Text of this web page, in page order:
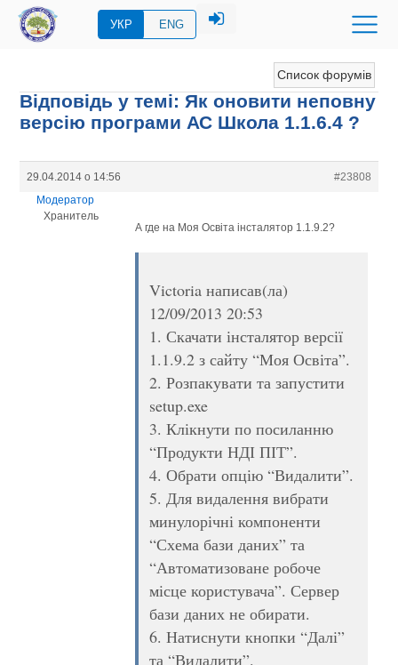
УКР ENG
Список форумів
Відповідь у темі: Як оновити неповну
версію програми АС Школа 1.1.6.4 ?
29.04.2014 о 14:56
#23808
Модератор
Хранитель
А где на Моя Освіта інсталятор 1.1.9.2?
Victoria написав(ла)
12/09/2013 20:53
1. Скачати інсталятор версії
1.1.9.2 з сайту “Моя Освіта”.
2. Розпакувати та запустити
setup.exe
3. Клікнути по посиланню
“Продукти НДІ ПІТ”.
4. Обрати опцію “Видалити”.
5. Для видалення вибрати
минулорічні компоненти
“Схема бази даних” та
“Автоматизоване робоче
місце користувача”. Сервер
бази даних не обирати.
6. Натиснути кнопки “Далі”
та “Видалити”.